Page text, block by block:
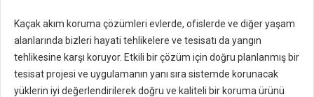
Kaçak akım koruma çözümleri evlerde, ofislerde ve diğer yaşam
alanlarında bizleri hayati tehlikelere ve tesisatı da yangın
tehlikesine karşı koruyor. Etkili bir çözüm için doğru planlanmış bir
tesisat projesi ve uygulamanın yanı sıra sistemde korunacak
yüklerin iyi değerlendirilerek doğru ve kaliteli bir koruma ürünü